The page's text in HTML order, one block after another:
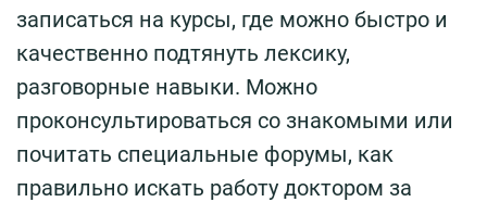
записаться на курсы, где можно быстро и
качественно подтянуть лексику,
разговорные навыки. Можно
проконсультироваться со знакомыми или
почитать специальные форумы, как
правильно искать работу доктором за